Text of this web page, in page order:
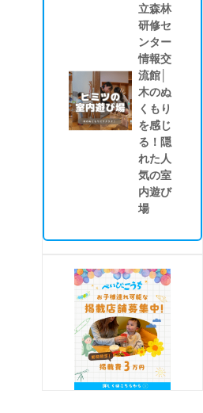
立森林
研修セ
ンター
情報交
流館│
木のぬ
くもり
を感じ
る！隠
れた人
気の室
内遊び
場